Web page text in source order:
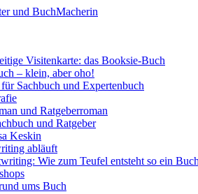
Visitenkarte: das Booksie-Buch
– klein, aber oho!
Sachbuch und Expertenbuch
und Ratgeberroman
und Ratgeber
Keskin
abläuft
Wie zum Teufel entsteht so ein
ums Buch